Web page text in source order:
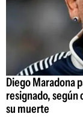
Diego Maradona
resignado, según
su muerte